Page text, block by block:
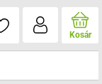
Kosár